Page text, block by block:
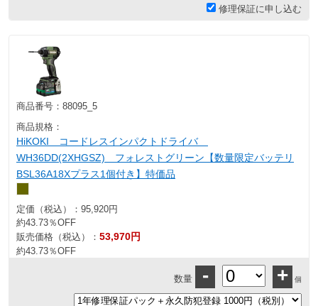
修理保証に申し込む
商品番号： 88095_5
商品規格：
HiKOKI コードレスインパクトドライバ
WH36DD(2XHGSZ) フォレストグリーン【数量限定バッテリ
BSL36A18Xプラス1個付き】特価品
定価（税込）： 95,920円
約43.73％OFF
販売価格（税込）： 53,970円
約43.73％OFF
数量 - + 個